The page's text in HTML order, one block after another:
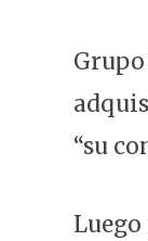
“su